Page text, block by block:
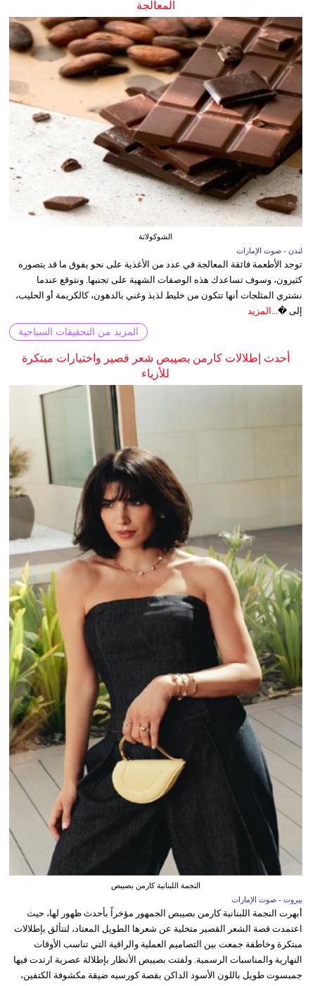
المعالجة
الشوكولاتة
لندن - صوت الإمارات
توجد الأطعمة فائقة المعالجة في عدد من الأغذية على نحو يفوق ما قد يتصوره
كثيرون، وسوف تساعدك هذه الوصفات الشهية على تجنبها. ونتوقع عندما
نشتري المثلجات أنها تتكون من خليط لذيذ وغني بالدهون، كالكريمة أو الحليب،
إلى �... المزيد
المزيد من التحقيقات السياحية
أحدث إطلالات كارمن بصيبص شعر قصير واختيارات مبتكرة
للأزياء
النجمة اللبنانية كارمن بصيبص
بيروت - صوت الإمارات
أبهرت النجمة اللبنانية كارمن بصيبص الجمهور مؤخراً بأحدث ظهور لها، حيث
اعتمدت قصة الشعر القصير متخلية عن شعرها الطويل المعتاد، لتتألق بإطلالات
مبتكرة وخاطفة جمعت بين التصاميم العملية والراقية التي تناسب الأوقات
النهارية والمناسبات الرسمية. ولفتت بصيبص الأنظار بإطلالة عصرية ارتدت فيها
جمبسوت طويل باللون الأسود الداكن بقصة كورسيه ضيقة مكشوفة الكتفين،